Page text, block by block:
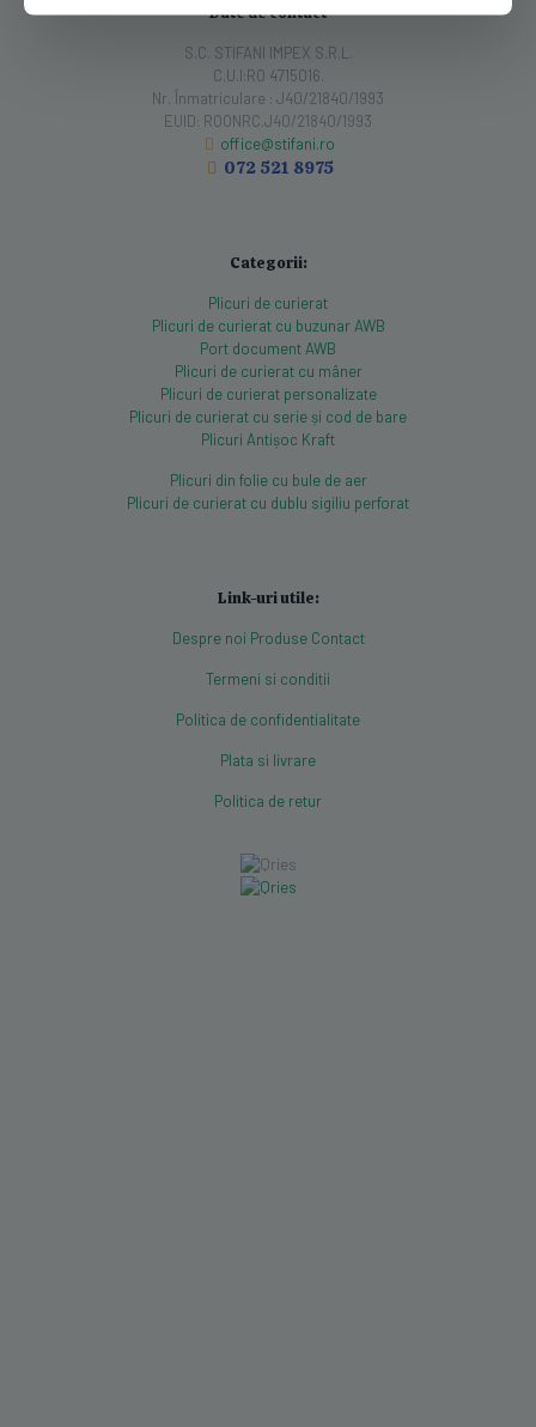
Date de contact
S.C. STIFANI IMPEX S.R.L.
C.U.I:RO 4715016.
Nr. Înmatriculare : J40/21840/1993
EUID: ROONRC.J40/21840/1993
office@stifani.ro
072 521 8975
Categorii:
Plicuri de curierat
Plicuri de curierat cu buzunar AWB
Port document AWB
Plicuri de curierat cu mâner
Plicuri de curierat personalizate
Plicuri de curierat cu serie și cod de bare
Plicuri Antișoc Kraft
Plicuri din folie cu bule de aer
Plicuri de curierat cu dublu sigiliu perforat
Link-uri utile:
Despre noi Produse Contact
Termeni si conditii
Politica de confidentialitate
Plata si livrare
Politica de retur